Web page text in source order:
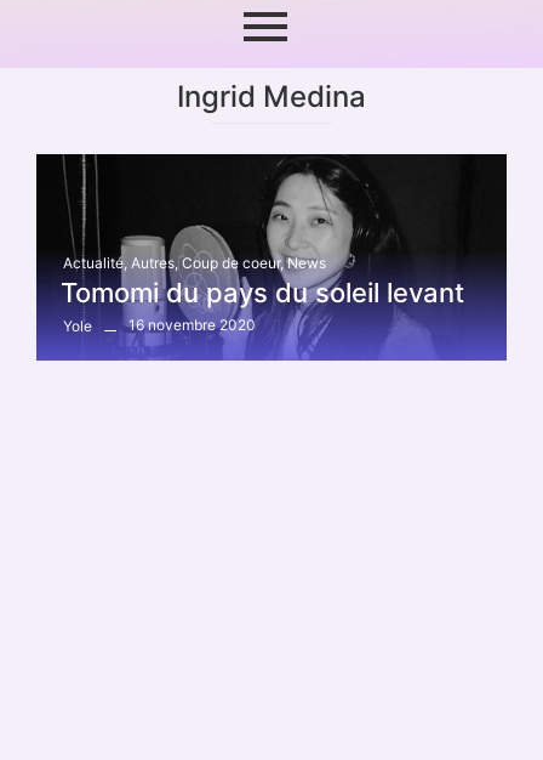
Ingrid Medina
Actualité, Autres, Coup de coeur, News
Tomomi du pays du soleil levant
Yole 16 novembre 2020